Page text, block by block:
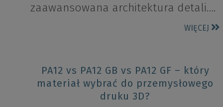
zaawansowana architektura detali….
WIĘCEJ
PA12 vs PA12 GB vs PA12 GF – który
materiał wybrać do przemysłowego
druku 3D?